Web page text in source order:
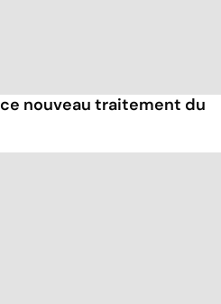
nouveau traitement du